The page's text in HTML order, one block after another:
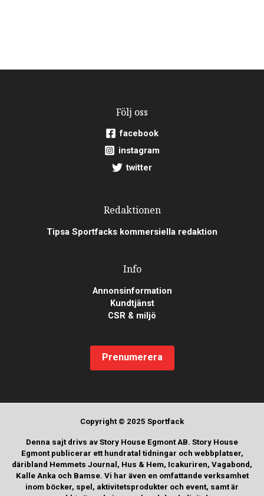
Följ oss
facebook
instagram
twitter
Redaktionen
Tipsa Sportfacks kommersiella redaktion
Info
Annonsinformation
Kundtjänst
CSR & miljö
Prenumerera
Copyright © 2025 Sportfack
Denna sajt drivs av Story House Egmont AB. Story House
Egmont publicerar ett hundratal tidningar och webbplatser,
däribland Hemmets Journal, Hus & Hem, Icakuriren, Vagabond,
Kalle Anka och Bamse. Vi har även en omfattande verksamhet
inom böcker, spel, aktivitetsprodukter och event, samt är